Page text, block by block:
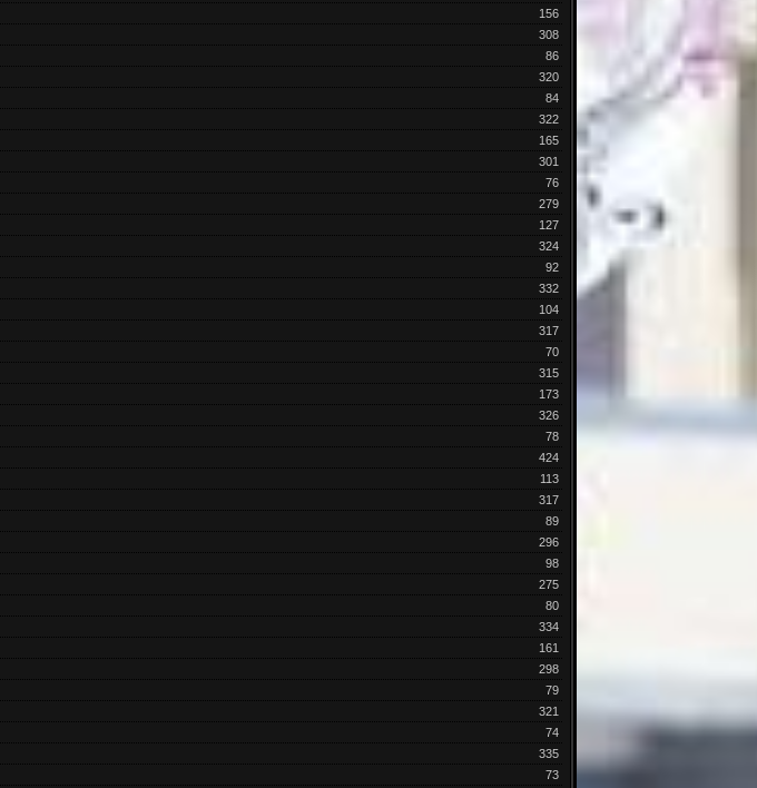
156
308
86
320
84
322
165
301
76
279
127
324
92
332
104
317
70
315
173
326
78
424
113
317
89
296
98
275
80
334
161
298
79
321
74
335
73